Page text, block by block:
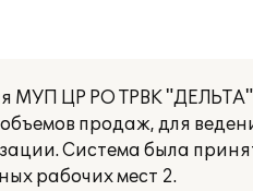
МУП ЦР РО ТРВК "ДЕЛЬТА"
продаж, для
Система была
рабочих мест 2.